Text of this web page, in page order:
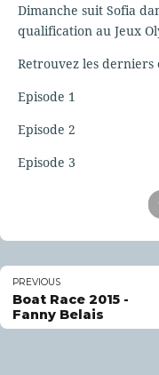
Dimanche suit Sofia
qualification au Jeux
Retrouvez les derniers
Episode 1
Episode 2
Episode 3
PREVIOUS
Boat Race 2015 -
Fanny Belais